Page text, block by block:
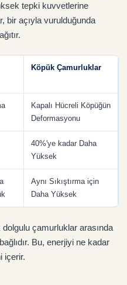
tepki kuvvetlerine
bir açıyla vurulduğunda
Köpük Çamurluklar
Kapalı Hücreli Köpüğün
Deformasyonu
40%'ye kadar Daha
Yüksek
Aynı Sıkıştırma için
Daha Yüksek
çamurluklar arasında
Bu, enerjiyi ne kadar
içerir.